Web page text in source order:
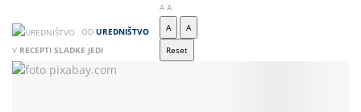
OD UREDNIŠTVO
V RECEPTI SLADKE JEDI
A A
A
A
Reset